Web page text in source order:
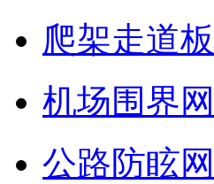
爬架走道板
机场围界网
公路防眩网